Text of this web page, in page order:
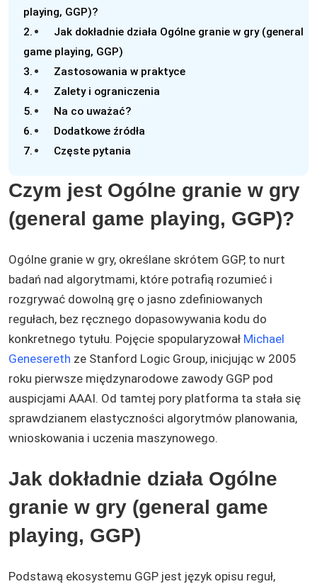
playing, GGP)?
Jak dokładnie działa Ogólne granie w gry (general
game playing, GGP)
Zastosowania w praktyce
Zalety i ograniczenia
Na co uważać?
Dodatkowe źródła
Częste pytania
Czym jest Ogólne granie w gry
(general game playing, GGP)?
Ogólne granie w gry, określane skrótem GGP, to nurt
badań nad algorytmami, które potrafią rozumieć i
rozgrywać dowolną grę o jasno zdefiniowanych
regułach, bez ręcznego dopasowywania kodu do
konkretnego tytułu. Pojęcie spopularyzował Michael
Genesereth ze Stanford Logic Group, inicjując w 2005
roku pierwsze międzynarodowe zawody GGP pod
auspicjami AAAI. Od tamtej pory platforma ta stała się
sprawdzianem elastyczności algorytmów planowania,
wnioskowania i uczenia maszynowego.
Jak dokładnie działa Ogólne
granie w gry (general game
playing, GGP)
Podstawą ekosystemu GGP jest język opisu reguł,